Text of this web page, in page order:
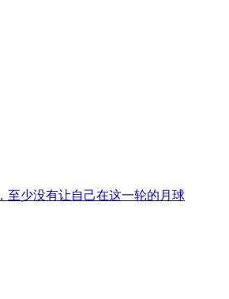
至少没有让自己在这一轮的月球